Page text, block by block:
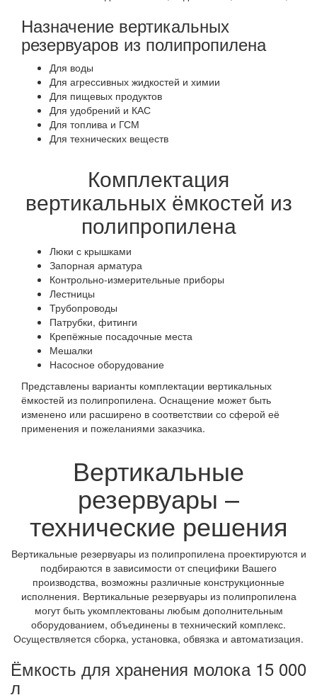
Назначение вертикальных
резервуаров из полипропилена
Для воды
Для агрессивных жидкостей и химии
Для пищевых продуктов
Для удобрений и КАС
Для топлива и ГСМ
Для технических веществ
Комплектация
вертикальных ёмкостей из
полипропилена
Люки с крышками
Запорная арматура
Контрольно-измерительные приборы
Лестницы
Трубопроводы
Патрубки, фитинги
Крепёжные посадочные места
Мешалки
Насосное оборудование
Представлены варианты комплектации вертикальных
ёмкостей из полипропилена. Оснащение может быть
изменено или расширено в соответствии со сферой её
применения и пожеланиями заказчика.
Вертикальные
резервуары –
технические решения
Вертикальные резервуары из полипропилена проектируются и
подбираются в зависимости от специфики Вашего
производства, возможны различные конструкционные
исполнения. Вертикальные резервуары из полипропилена
могут быть укомплектованы любым дополнительным
оборудованием, объединены в технический комплекс.
Осуществляется сборка, установка, обвязка и автоматизация.
Ёмкость для хранения молока 15 000
л